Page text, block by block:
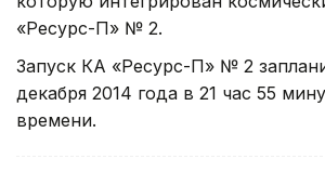
«Ресурс-П» № 2.
Запуск КА «Ресурс-П» № 2
декабря 2014 года в 21 час 55
времени.